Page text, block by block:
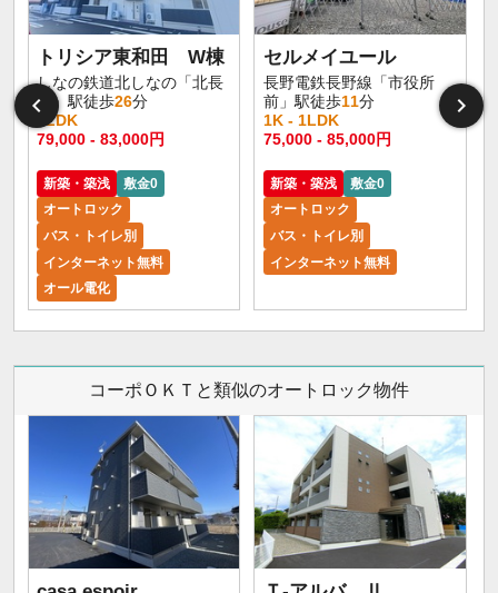
トリシア東和田 W棟
しなの鉄道北しなの「北長
野」駅徒歩26分
1LDK
79,000 - 83,000円
新築・築浅
敷金0
オートロック
バス・トイレ別
インターネット無料
オール電化
セルメイユール
長野電鉄長野線「市役所
前」駅徒歩11分
1K - 1LDK
75,000 - 85,000円
新築・築浅
敷金0
オートロック
バス・トイレ別
インターネット無料
コーポＯＫＴと類似のオートロック物件